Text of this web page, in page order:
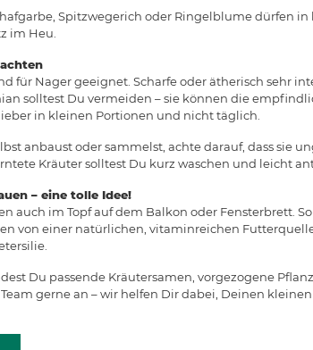
Spitzwegerich oder Ringelblume dürfen
im Heu.
für Nager geeignet. Scharfe oder ätherisch sehr
solltest Du vermeiden – sie können die
in kleinen Portionen und nicht täglich.
anbaust oder sammelst, achte darauf, dass sie
Kräuter solltest Du kurz waschen und leicht
– eine tolle Idee!
auch im Topf auf dem Balkon oder Fensterbrett.
von einer natürlichen, vitaminreichen
Du passende Kräutersamen, vorgezogene
gerne an – wir helfen Dir dabei, Deinen